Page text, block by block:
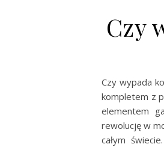
Czy
Czy wypada
kompletem z
elementem
rewolucję w
całym